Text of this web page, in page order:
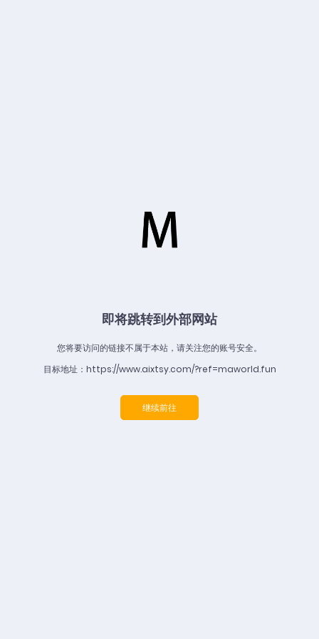
即将跳转到外部网站
您将要访问的链接不属于本站，请关注您的账号安全。
目标地址：https://www.aixtsy.com/?ref=maworld.fun
继续前往